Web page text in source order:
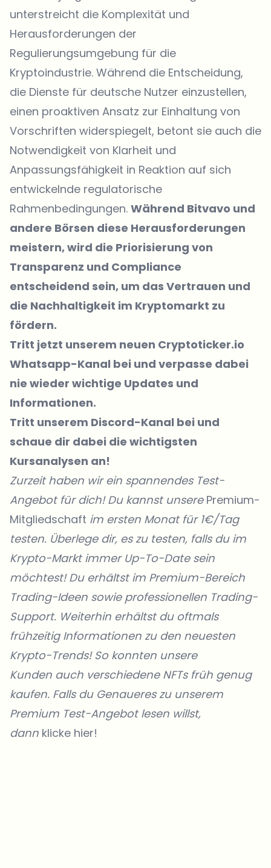
unterstreicht die Komplexität und
Herausforderungen der
Regulierungsumgebung für die
Kryptoindustrie. Während die Entscheidung,
die Dienste für deutsche Nutzer einzustellen,
einen proaktiven Ansatz zur Einhaltung von
Vorschriften widerspiegelt, betont sie auch die
Notwendigkeit von Klarheit und
Anpassungsfähigkeit in Reaktion auf sich
entwickelnde regulatorische
Rahmenbedingungen. Während Bitvavo und
andere Börsen diese Herausforderungen
meistern, wird die Priorisierung von
Transparenz und Compliance
entscheidend sein, um das Vertrauen und
die Nachhaltigkeit im Kryptomarkt zu
fördern.
Tritt jetzt unserem neuen Cryptoticker.io
Whatsapp-Kanal bei und verpasse dabei
nie wieder wichtige Updates und
Informationen.
Tritt unserem Discord-Kanal bei und
schaue dir dabei die wichtigsten
Kursanalysen an!
Zurzeit haben wir ein spannendes Test-
Angebot für dich! Du kannst unsere Premium-
Mitgliedschaft im ersten Monat für 1€/Tag
testen. Überlege dir, es zu testen, falls du im
Krypto-Markt immer Up-To-Date sein
möchtest! Du erhältst im Premium-Bereich
Trading-Ideen sowie professionellen Trading-
Support. Weiterhin erhältst du oftmals
frühzeitig Informationen zu den neuesten
Krypto-Trends! So konnten unsere
Kunden auch verschiedene NFTs früh genug
kaufen. Falls du Genaueres zu unserem
Premium Test-Angebot lesen willst,
dann klicke hier!